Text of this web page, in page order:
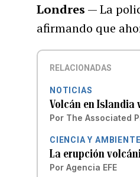
Londres — La
afirmando que
RELACIONADAS
NOTICIAS
Volcán en Islandia
Por The Associated
CIENCIA Y AMBIENTE
La erupción
Por Agencia EFE